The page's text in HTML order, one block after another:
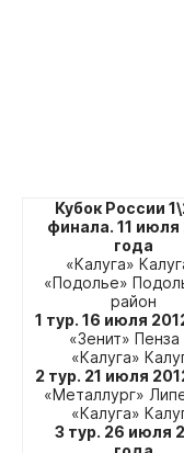
Кубок России
финала. 11 июля
года
«Калуга»
«Подолье»
район
1 тур. 16 июля
«Зенит»
«Калуга»
2 тур. 21 июля
«Металлург»
«Калуга»
3 тур. 26 июля